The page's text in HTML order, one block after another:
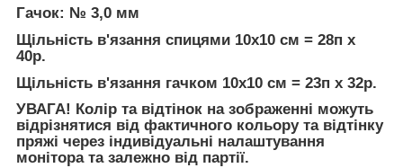
Гачок: № 3,0 мм
Щільність в'язання спицями 10х10 см = 28п х
40р.
Щільність в'язання гачком 10х10 см = 23п х 32р.
УВАГА! Колір та відтінок на зображенні можуть
відрізнятися від фактичного кольору та відтінку
пряжі через індивідуальні налаштування
монітора та залежно від партії.